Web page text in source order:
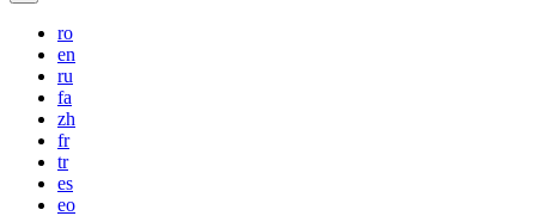
ro
en
ru
fa
zh
fr
tr
es
eo